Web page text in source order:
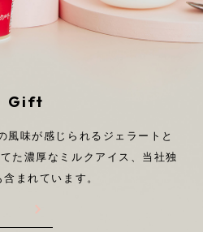
ルミル」の2種類の活きた菌で
で、いつでもどこでも手軽に！
、「ヤクルトから健康を気づか
まろやかなコクで、おいしく続
独自のビフィズス菌とガラクト
Gift
風味が感じられるジェラートと
た濃厚なミルクアイス、 当社独
まれています。
ルミル」の2種類の活きた菌で
で、いつでもどこでも手軽に！
、「ヤクルトから健康を気づか